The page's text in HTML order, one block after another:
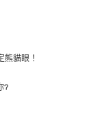
熊貓眼！
?